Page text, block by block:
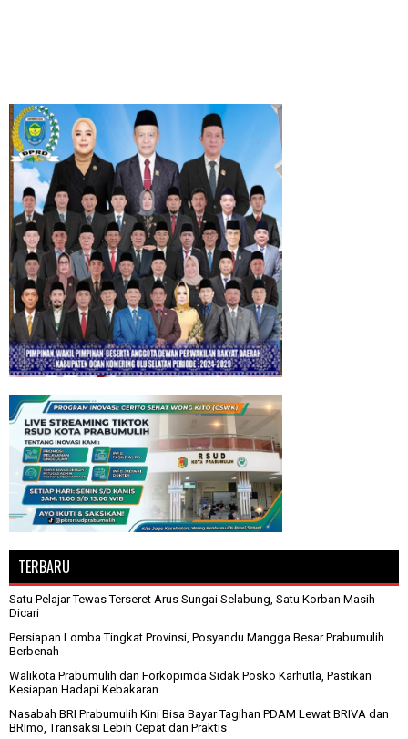
TERBARU
Satu Pelajar Tewas Terseret Arus Sungai Selabung, Satu Korban Masih
Dicari
Persiapan Lomba Tingkat Provinsi, Posyandu Mangga Besar Prabumulih
Berbenah
Walikota Prabumulih dan Forkopimda Sidak Posko Karhutla, Pastikan
Kesiapan Hadapi Kebakaran
Nasabah BRI Prabumulih Kini Bisa Bayar Tagihan PDAM Lewat BRIVA dan
BRImo, Transaksi Lebih Cepat dan Praktis